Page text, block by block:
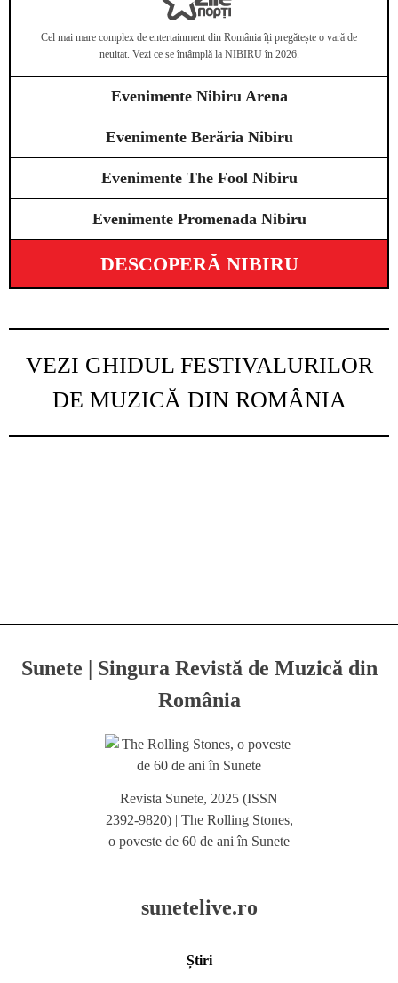
Cel mai mare complex de entertainment din România îți pregătește o vară de
neuitat. Vezi ce se întâmplă la NIBIRU în 2026.
Evenimente Nibiru Arena
Evenimente Berăria Nibiru
Evenimente The Fool Nibiru
Evenimente Promenada Nibiru
DESCOPERĂ NIBIRU
VEZI GHIDUL FESTIVALURILOR
DE MUZICĂ DIN ROMÂNIA
Sunete | Singura Revistă de Muzică din
România
Revista Sunete, 2025 (ISSN
2392-9820) | The Rolling Stones,
o poveste de 60 de ani în Sunete
sunetelive.ro
Știri